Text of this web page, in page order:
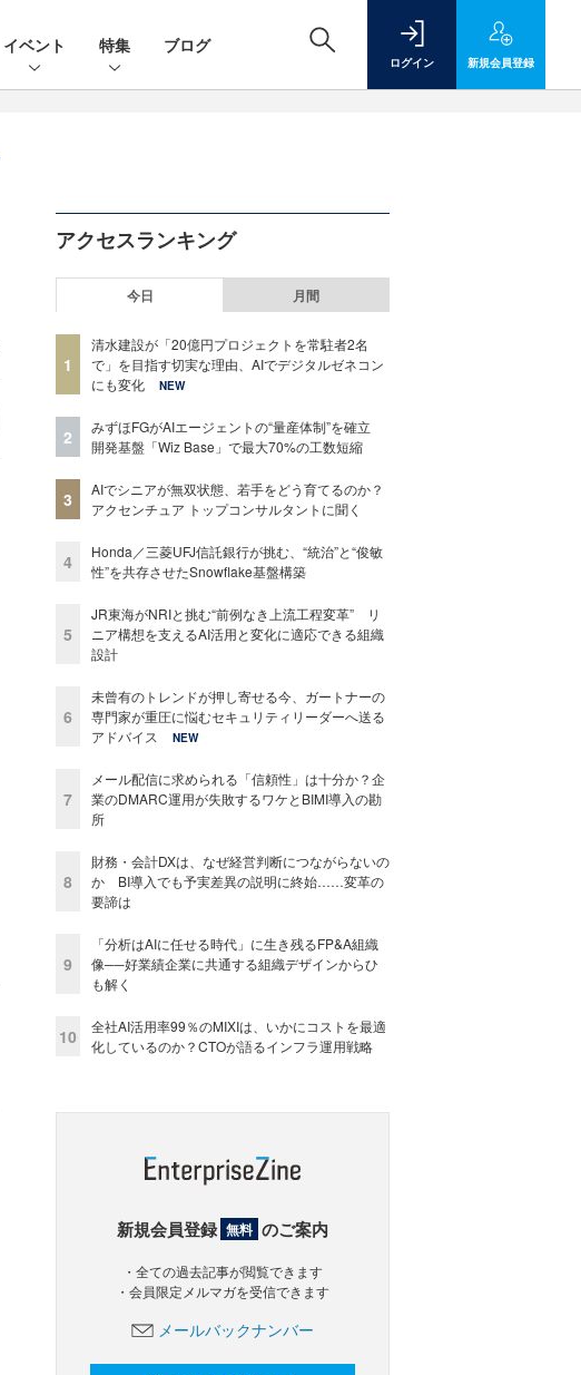
イベント 特集 ブログ
ログイン 新規会員登録
アクセスランキング
今日 月間
1
清水建設が「20億円プロジェクトを常駐者2名
で」を目指す切実な理由、AIでデジタルゼネコン
にも変化
NEW
2
みずほFGがAIエージェントの“量産体制”を確立
開発基盤「Wiz Base」で最大70%の工数短縮
3
AIでシニアが無双状態、若手をどう育てるのか？
アクセンチュア トップコンサルタントに聞く
4
Honda／三菱UFJ信託銀行が挑む、“統治”と“俊敏
性”を共存させたSnowflake基盤構築
5
JR東海がNRIと挑む“前例なき上流工程変革” リ
ニア構想を支えるAI活用と変化に適応できる組織
設計
6
未曾有のトレンドが押し寄せる今、ガートナーの
専門家が重圧に悩むセキュリティリーダーへ送る
アドバイス
NEW
7
メール配信に求められる「信頼性」は十分か？企
業のDMARC運用が失敗するワケとBIMI導入の勘
所
8
財務・会計DXは、なぜ経営判断につながらないの
か BI導入でも予実差異の説明に終始……変革の
要諦は
9
「分析はAIに任せる時代」に生き残るFP&A組織
像──好業績企業に共通する組織デザインからひ
も解く
10
全社AI活用率99％のMIXIは、いかにコストを最適
化しているのか？CTOが語るインフラ運用戦略
新規会員登録 無料 のご案内
・全ての過去記事が閲覧できます
・会員限定メルマガを受信できます
メールバックナンバー